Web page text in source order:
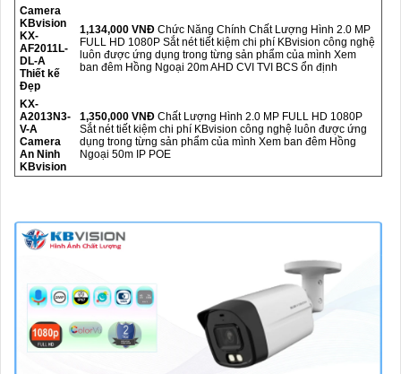
Camera
KBvision
KX-
AF2011L-
DL-A
Thiết kế
Đẹp
1,134,000 VNĐ Chức Năng Chính Chất Lượng Hình 2.0 MP
FULL HD 1080P Sắt nét tiết kiệm chi phí KBvision công nghệ
luôn được ứng dụng trong từng sản phẩm của mình Xem
ban đêm Hồng Ngoại 20m AHD CVI TVI BCS ổn định
KX-
A2013N3-
V-A
Camera
An Ninh
KBvision
1,350,000 VNĐ Chất Lượng Hình 2.0 MP FULL HD 1080P
Sắt nét tiết kiệm chi phí KBvision công nghệ luôn được ứng
dụng trong từng sản phẩm của mình Xem ban đêm Hồng
Ngoại 50m IP POE